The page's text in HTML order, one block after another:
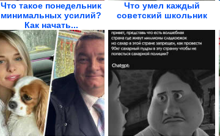
Что такое понедельник
минимальных усилий?
Как начать...
Что умел каждый
советский школьник